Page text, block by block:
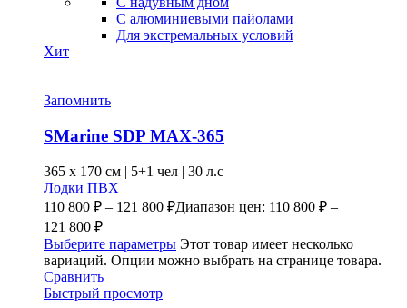
C алюминиевыми пайолами
Для экстремальных условий
Хит
Запомнить
SMarine SDP MAX-365
365 x 170 см | 5+1 чел | 30 л.с
Лодки ПВХ
110 800 ₽ – 121 800 ₽Диапазон цен: 110 800 ₽ –
121 800 ₽
Выберите параметры Этот товар имеет несколько
вариаций. Опции можно выбрать на странице товара.
Сравнить
Быстрый просмотр